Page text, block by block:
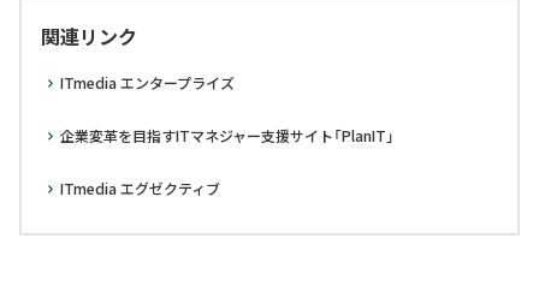
関連リンク
ITmedia エンタープライズ
企業変革を目指すITマネジャー支援サイト「PlanIT」
ITmedia エグゼクティブ